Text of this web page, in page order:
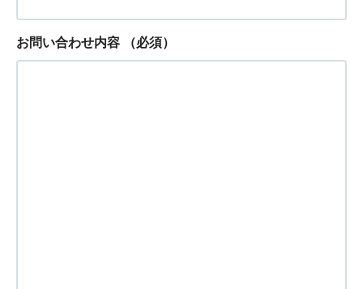
お問い合わせ内容 （必須）